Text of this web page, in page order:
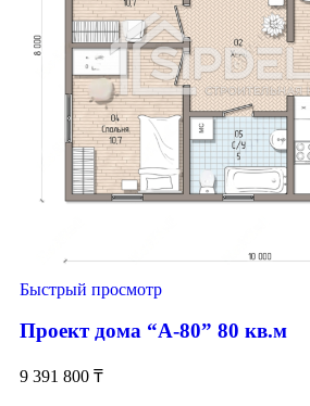
Быстрый просмотр
Проект дома “А-80” 80 кв.м
9 391 800 ₸